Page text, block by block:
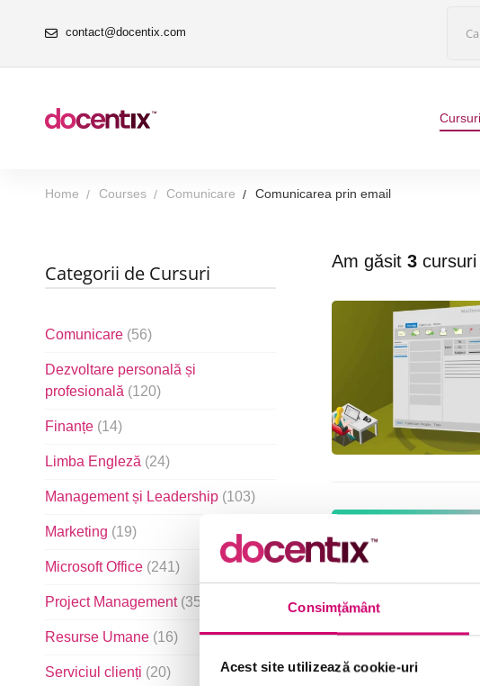
Consimțământ
Acest site utilizează cookie-uri
contact@docentix.com
Cursuri
Home Courses Comunicare Comunicarea prin email
Categorii de Cursuri
Comunicare (56)
Dezvoltare personală și
profesională (120)
Finanțe (14)
Limba Engleză (24)
Management și Leadership (103)
Marketing (19)
Microsoft Office (241)
Project Management (35)
Resurse Umane (16)
Serviciul clienți (20)
Am găsit 3cursuri